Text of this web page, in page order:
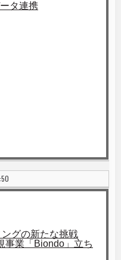
タ連携
グの新たな挑戦
事業「Biondo」立ち